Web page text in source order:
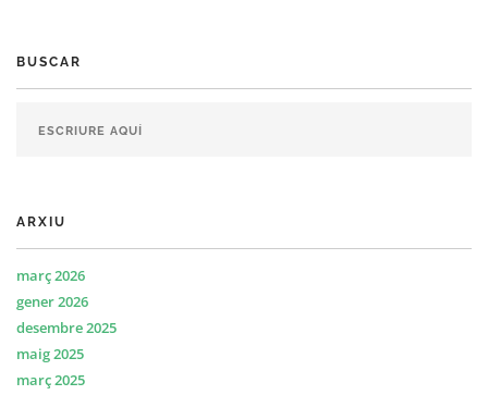
BUSCAR
ARXIU
març 2026
gener 2026
desembre 2025
maig 2025
març 2025